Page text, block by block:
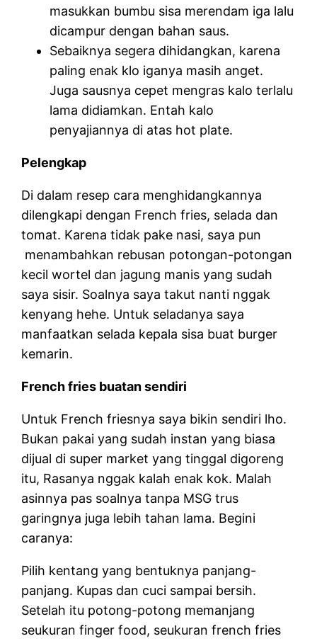
masukkan bumbu sisa merendam iga lalu
dicampur dengan bahan saus.
Sebaiknya segera dihidangkan, karena
paling enak klo iganya masih anget.
Juga sausnya cepet mengras kalo terlalu
lama didiamkan. Entah kalo
penyajiannya di atas hot plate.
Pelengkap
Di dalam resep cara menghidangkannya
dilengkapi dengan French fries, selada dan
tomat. Karena tidak pake nasi, saya pun
menambahkan rebusan potongan-potongan
kecil wortel dan jagung manis yang sudah
saya sisir. Soalnya saya takut nanti nggak
kenyang hehe. Untuk seladanya saya
manfaatkan selada kepala sisa buat burger
kemarin.
French fries buatan sendiri
Untuk French friesnya saya bikin sendiri lho.
Bukan pakai yang sudah instan yang biasa
dijual di super market yang tinggal digoreng
itu, Rasanya nggak kalah enak kok. Malah
asinnya pas soalnya tanpa MSG trus
garingnya juga lebih tahan lama. Begini
caranya:
Pilih kentang yang bentuknya panjang-
panjang. Kupas dan cuci sampai bersih.
Setelah itu potong-potong memanjang
seukuran finger food, seukuran french fries